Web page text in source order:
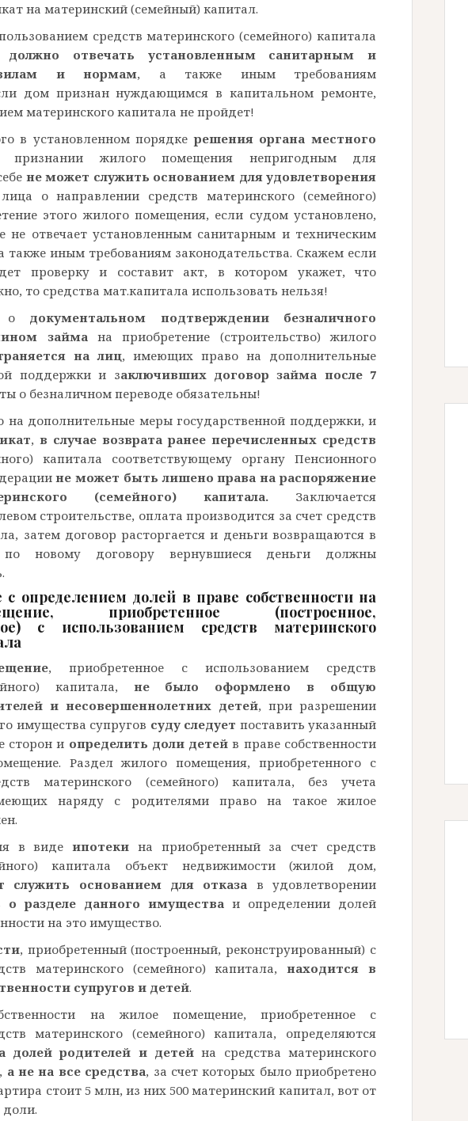
на материнский (семейный) капитал.
средств материнского (семейного) капитала
отвечать установленным санитарным и
и нормам, а также иным требованиям
дом признан нуждающимся в капитальном ремонте,
материнского капитала не пройдет!
в установленном порядкерешения органа местного
жилого помещения непригодным для
не может служить основанием для удовлетворения
о направлении средств материнского (семейного)
этого жилого помещения, если судом установлено,
не отвечает установленным санитарным и техническим
иным требованиям законодательства. Скажем если
проверку и составит акт, в котором укажет, что
то средства мат.капитала использовать нельзя!
о документальном подтверждении безналичного
займана приобретение (строительство) жилого
на лиц, имеющих право на дополнительные
поддержки и заключивших договор займа после 7
о безналичном переводе обязательны!
на дополнительные меры государственной поддержки, и
, в случае возврата ранее перечисленных средств
капитала соответствующему органу Пенсионного
не может быть лишено права на распоряжение
(семейного) капитала. Заключается
строительстве, оплата производится за счет средств
затем договор расторгается и деньги возвращаются в
новому договору вернувшиеся деньги должны
определением долей в праве собственности на
приобретенное (построенное,
с использованием средств материнского
, приобретенное с использованием средств
капитала, не было оформлено в общую
и несовершеннолетних детей, при разрешении
имущества супругов суду следует поставить указанный
сторон и определить доли детей в праве собственности
Раздел жилого помещения, приобретенного с
материнского (семейного) капитала, без учета
наряду с родителями право на такое жилое
в видеипотеки на приобретенный за счет средств
капитала объект недвижимости (жилой дом,
служить основанием для отказа в удовлетворении
о разделе данного имущества и определении долей
на это имущество.
, приобретенный (построенный, реконструированный) с
материнского (семейного) капитала,находится в
супругов и детей.
на жилое помещение, приобретенное с
материнского (семейного) капитала, определяются
долей родителей и детей на средства материнского
а не на все средства, за счет которых было приобретено
стоит 5 млн, из них 500 материнский капитал, вот от
доли.